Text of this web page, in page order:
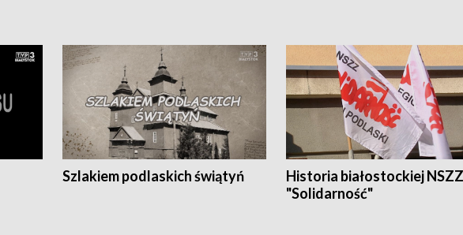
Szlakiem podlaskich świątyń
Historia białostockiej NSZZ
"Solidarność"